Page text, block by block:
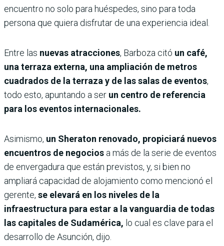
encuentro no solo para huéspedes, sino para toda
persona que quiera disfrutar de una experiencia ideal.
Entre las nuevas atracciones, Barboza citó un café,
una terraza externa, una ampliación de metros
cuadrados de la terraza y de las salas de eventos,
todo esto, apuntando a ser un centro de referencia
para los eventos internacionales.
Asimismo, un Sheraton renovado, propiciará nuevos
encuentros de negocios a más de la serie de eventos
de envergadura que están previstos, y, si bien no
ampliará capacidad de alojamiento como mencionó el
gerente, se elevará en los niveles de la
infraestructura para estar a la vanguardia de todas
las capitales de Sudamérica, lo cual es clave para el
desarrollo de Asunción, dijo.